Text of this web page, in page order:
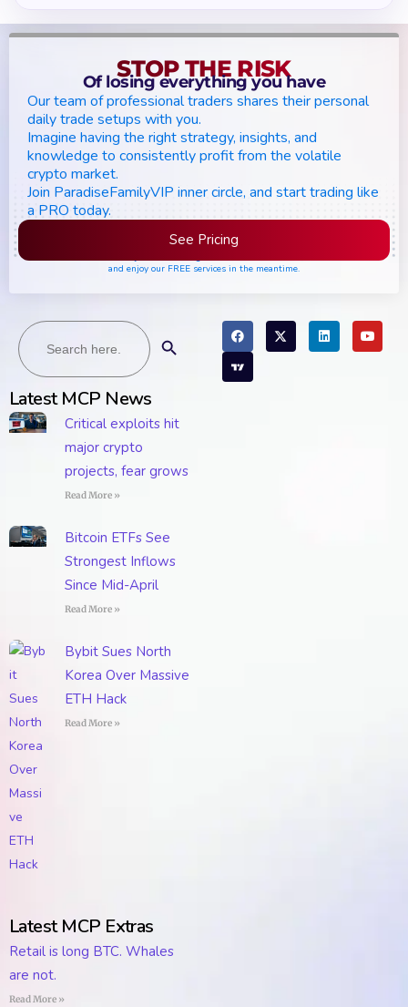
Search
for:
Latest MCP News
Critical exploits hit
major crypto
projects, fear grows
Read More »
Bitcoin ETFs See
Strongest Inflows
Since Mid-April
Read More »
Bybit Sues North
Korea Over Massive
ETH Hack
Read More »
Latest MCP Extras
Retail is long BTC. Whales
are not.
Read More »
STOP THE RISK
Of losing everything you have
Our team of professional traders shares their personal
daily trade setups with you.
Imagine having the right strategy, insights, and
knowledge to consistently profit from the volatile
crypto market.
Join ParadiseFamilyVIP inner circle, and start trading like
a PRO today.
See Pricing
and enjoy our FREE services in the meantime.